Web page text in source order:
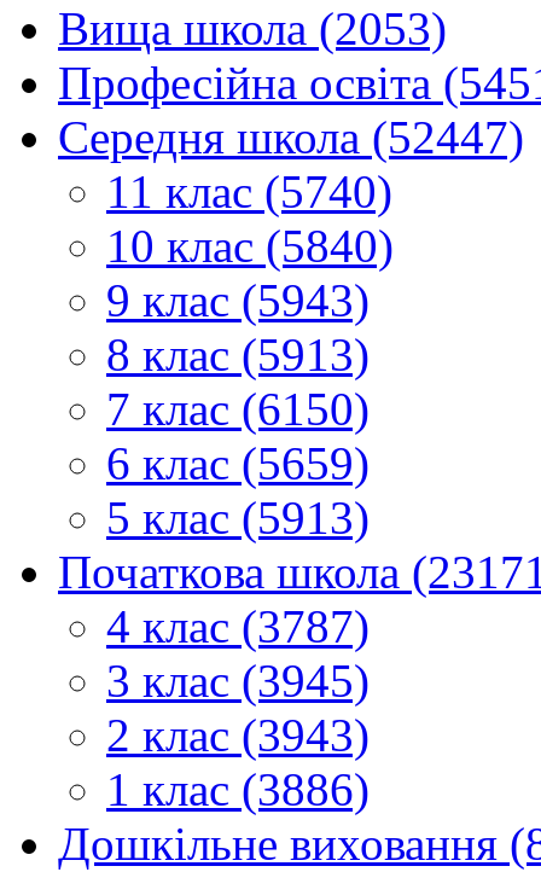
Вища школа (2053)
Професійна освіта
Середня школа (52447)
11 клас (5740)
10 клас (5840)
9 клас (5943)
8 клас (5913)
7 клас (6150)
6 клас (5659)
5 клас (5913)
Початкова школа
4 клас (3787)
3 клас (3945)
2 клас (3943)
1 клас (3886)
Дошкільне виховання